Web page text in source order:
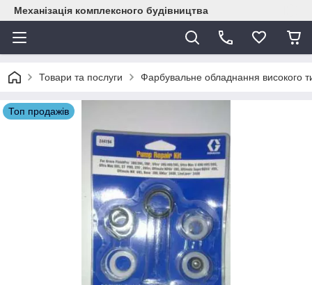
Механізація комплексного будівництва
Товари та послуги Фарбувальне обладнання високого
Топ продажів